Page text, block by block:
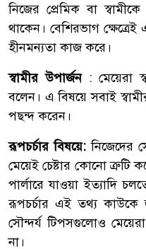
নিজের প্রেমিক বা
থাকেন। বেশিরভাগ ক্ষেত্রেই
হীনমন্যতা কাজ করে।
স্বামীর উপার্জন: মেয়েরা
বলেন। এ বিষয়ে সবাই
পছন্দ করেন।
রূপচর্চার বিষয়ে: নিজেদের
মেয়েই চেষ্টার কোনো ত্রুটি
পার্লারে যাওয়া ইত্যাদি
রূপচর্চার এই তথ্য কাউকে
সৌন্দর্য টিপসগুলোও
না।